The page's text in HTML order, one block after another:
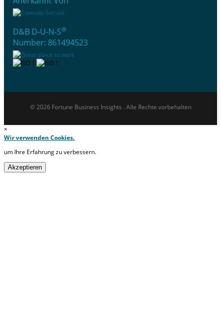
D&B D-U-N-S®
Number: 861494523
© 2026 Fortune Business Insights . Alle Rechte vorbehalten
×
Wir verwenden Cookies.
um Ihre Erfahrung zu verbessern.
Akzeptieren